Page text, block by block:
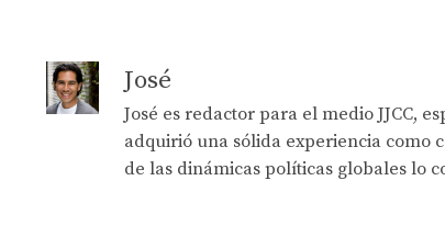
José
José es redactor para el medio JJCC,
adquirió una sólida experiencia como
de las dinámicas políticas globales lo